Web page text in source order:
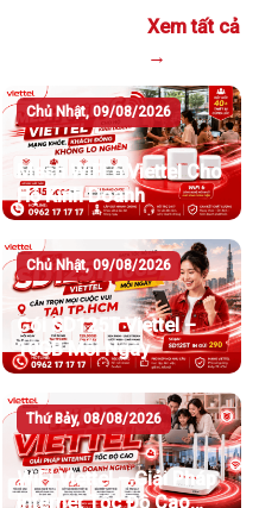
Xem tất cả
→
Chủ Nhật, 09/08/2026
Mesh WiFi 6 Viettel Cho
Hộ Kinh Doanh
Chủ Nhật, 09/08/2026
Gói SD125T Viettel –
10GB Mỗi Ngày
Thứ Bảy, 08/08/2026
WiFi Viettel – Giải Pháp
Internet Tốc Độ Cao